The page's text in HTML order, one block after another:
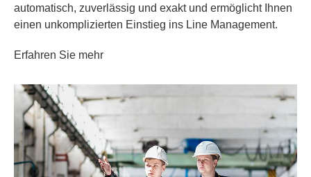
automatisch, zuverlässig und exakt und ermöglicht Ihnen
einen unkomplizierten Einstieg ins Line Management.
Erfahren Sie mehr